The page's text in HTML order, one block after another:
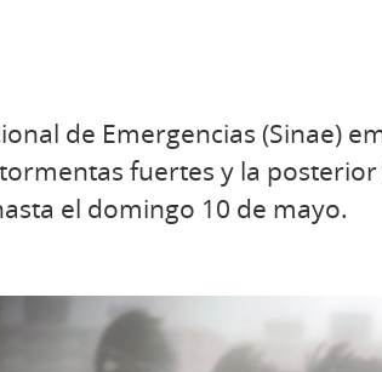
de Emergencias (Sinae)
fuertes y la
el domingo 10 de mayo.